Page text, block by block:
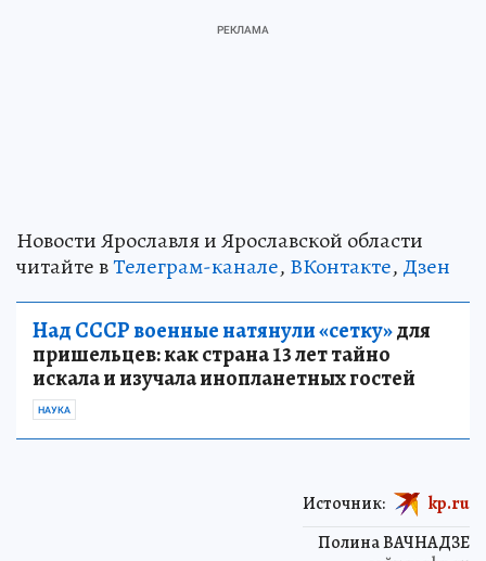
Новости Ярославля и Ярославской области
читайте вТелеграм-канале, ВКонтакте, Дзен
Над СССР военные натянули «сетку»для
пришельцев: как страна 13 лет тайно
искала и изучала инопланетных гостей
НАУКА
Полина ВАЧНАДЗЕ
Источник: kp.ru